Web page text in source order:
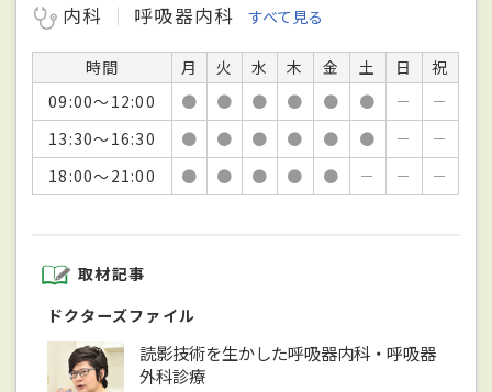
内科
呼吸器内科 すべて見る
時間 月 火 水 木 金 土 日
祝
09:00～12:00
● ● ● ● ● ● －
－
13:30～16:30
● ● ● ● ● ● －
－
18:00～21:00
● ● ● ● ● － － －
取材記事
ドクターズファイル
読影技術を生かした呼吸器内科・呼吸器
外科診療